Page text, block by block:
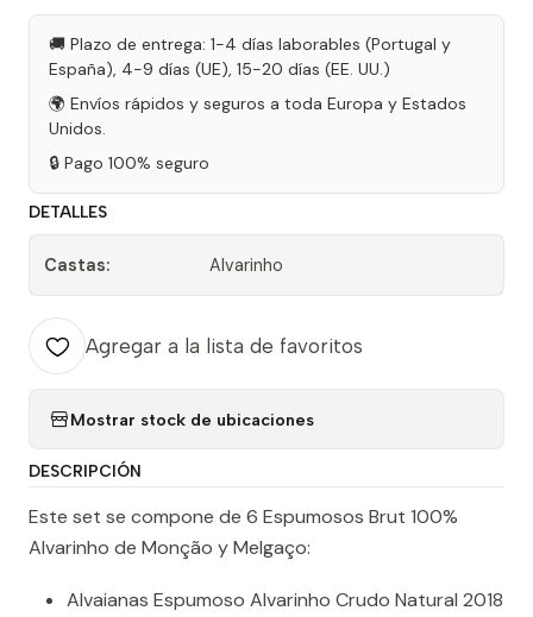
🚚 Plazo de entrega: 1-4 días laborables (Portugal y
España), 4-9 días (UE), 15-20 días (EE. UU.)
🌍 Envíos rápidos y seguros a toda Europa y Estados
Unidos.
🔒 Pago 100% seguro
DETALLES
Castas: Alvarinho
Agregar a la lista de favoritos
Mostrar stock de ubicaciones
DESCRIPCIÓN
Este set se compone de 6 Espumosos Brut 100%
Alvarinho de Monção y Melgaço:
Alvaianas Espumoso Alvarinho Crudo Natural 2018